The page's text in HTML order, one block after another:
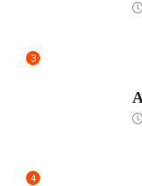
3
4